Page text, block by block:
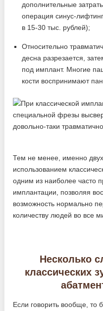
дополнительные
операция синус-
в 15-30 тыс. рублей);
Относительно
десна разрезается,
под имплант. Многие
кости воспринимают
Тем не менее, именно
использованием
одним из наиболее часто
имплантации, позволяя
возможность нормально
количеству людей во все
Несколько
классических
Если говорить вообще, то